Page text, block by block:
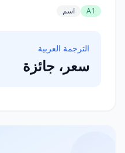
A1 اسم
الترجمة العربية
سعر، جائزة